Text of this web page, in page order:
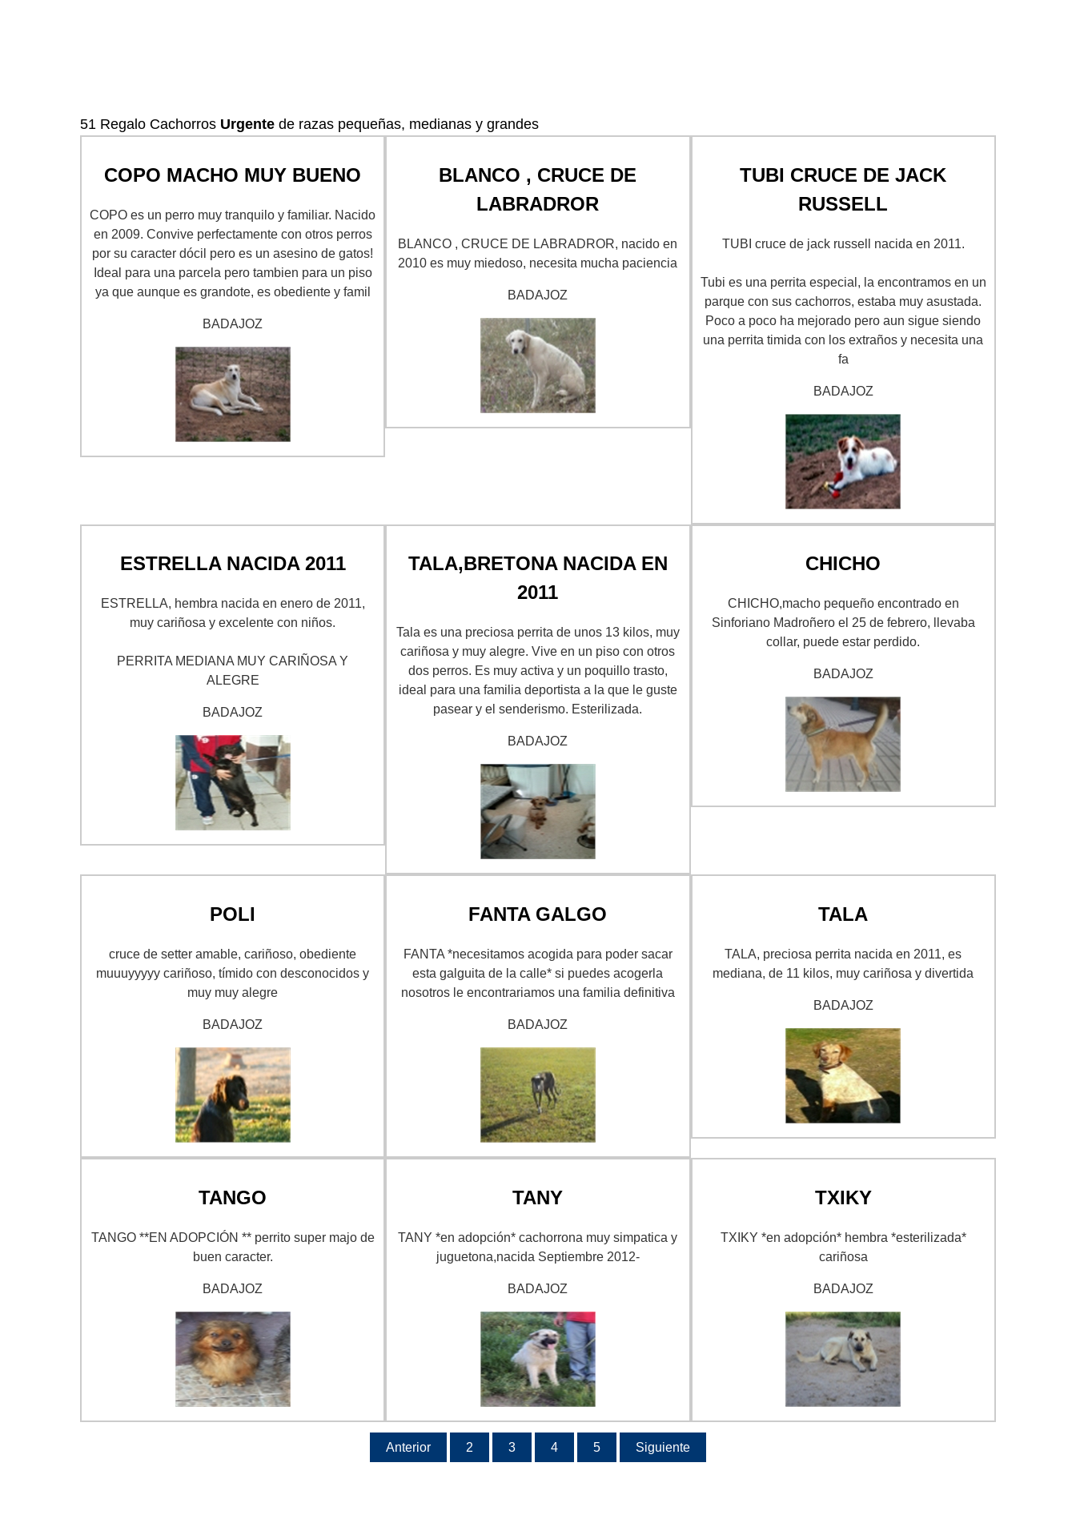
51 Regalo Cachorros Urgente de razas pequeñas, medianas y grandes
COPO MACHO MUY BUENO
COPO es un perro muy tranquilo y familiar. Nacido
en 2009. Convive perfectamente con otros perros
por su caracter dócil pero es un asesino de gatos!
Ideal para una parcela pero tambien para un piso
ya que aunque es grandote, es obediente y famil
BADAJOZ
BLANCO , CRUCE DE
LABRADROR
BLANCO , CRUCE DE LABRADROR, nacido en
2010 es muy miedoso, necesita mucha paciencia
BADAJOZ
TUBI CRUCE DE JACK
RUSSELL
TUBI cruce de jack russell nacida en 2011.
Tubi es una perrita especial, la encontramos en un
parque con sus cachorros, estaba muy asustada.
Poco a poco ha mejorado pero aun sigue siendo
una perrita timida con los extraños y necesita una
fa
BADAJOZ
ESTRELLA NACIDA 2011
ESTRELLA, hembra nacida en enero de 2011,
muy cariñosa y excelente con niños.
PERRITA MEDIANA MUY CARIÑOSA Y
ALEGRE
BADAJOZ
TALA,BRETONA NACIDA EN
2011
Tala es una preciosa perrita de unos 13 kilos, muy
cariñosa y muy alegre. Vive en un piso con otros
dos perros. Es muy activa y un poquillo trasto,
ideal para una familia deportista a la que le guste
pasear y el senderismo. Esterilizada.
BADAJOZ
CHICHO
CHICHO,macho pequeño encontrado en
Sinforiano Madroñero el 25 de febrero, llevaba
collar, puede estar perdido.
BADAJOZ
POLI
cruce de setter amable, cariñoso, obediente
muuuyyyyy cariñoso, tímido con desconocidos y
muy muy alegre
BADAJOZ
FANTA GALGO
FANTA *necesitamos acogida para poder sacar
esta galguita de la calle* si puedes acogerla
nosotros le encontrariamos una familia definitiva
BADAJOZ
TALA
TALA, preciosa perrita nacida en 2011, es
mediana, de 11 kilos, muy cariñosa y divertida
BADAJOZ
TANGO
TANGO **EN ADOPCIÓN ** perrito super majo de
buen caracter.
BADAJOZ
TANY
TANY *en adopción* cachorrona muy simpatica y
juguetona,nacida Septiembre 2012-
BADAJOZ
TXIKY
TXIKY *en adopción* hembra *esterilizada*
cariñosa
BADAJOZ
Anterior 2 3 4 5 Siguiente